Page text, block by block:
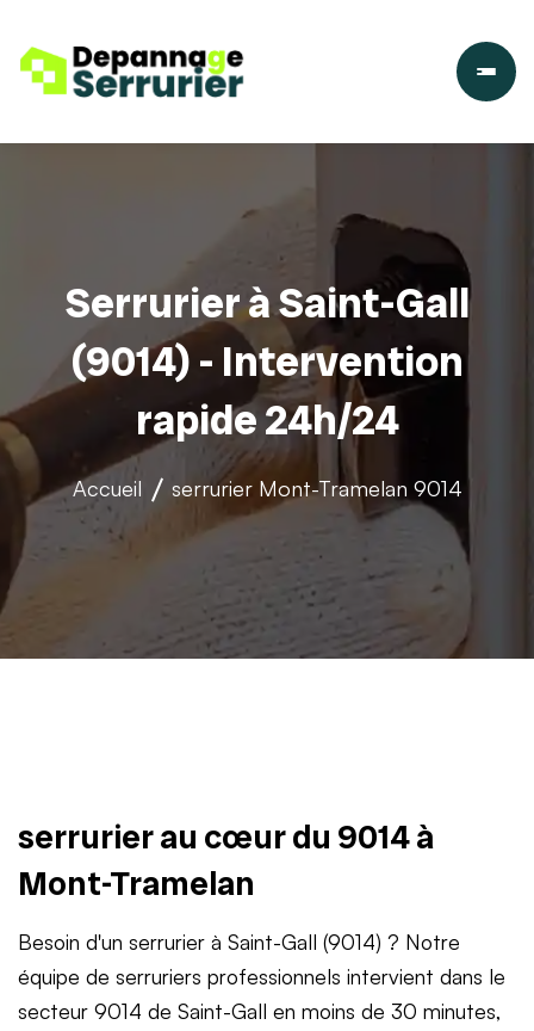
Serrurier à Saint-Gall
(9014) - Intervention
rapide 24h/24
Accueil serrurier Mont-Tramelan 9014
serrurier au cœur du 9014 à
Mont-Tramelan
Besoin d'un serrurier à Saint-Gall (9014) ? Notre
équipe de serruriers professionnels intervient dans le
secteur 9014 de Saint-Gall en moins de 30 minutes,